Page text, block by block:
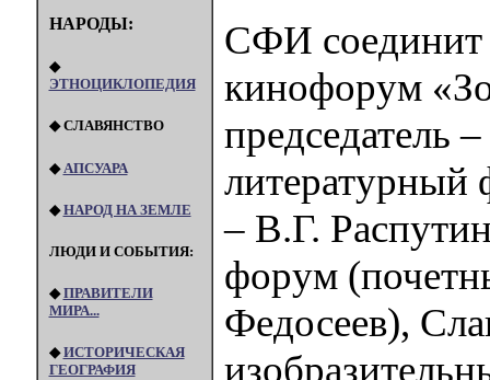
НАРОДЫ:
◆
ЭТНОЦИКЛОПЕДИЯ
◆ СЛАВЯНСТВО
◆ АПСУАРА
◆НАРОД НА ЗЕМЛЕ
ЛЮДИ И СОБЫТИЯ:
◆ПРАВИТЕЛИ
МИРА...
◆ИСТОРИЧЕСКАЯ
ГЕОГРАФИЯ
СФИ
кинофорум
председатель
литературный
– В.Г.
форум
Федосеев),